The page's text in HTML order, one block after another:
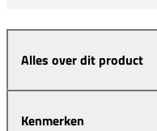
Alles over dit product
Kenmerken